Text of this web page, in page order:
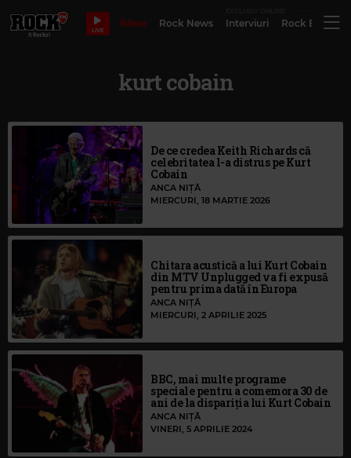
LIVE
Bilete Rock News Interviuri Rock
kurt cobain
De ce credea Keith Richards că
celebritatea l-a distrus pe Kurt
Cobain
ANCA NIȚĂ
MIERCURI, 18 MARTIE 2026
Chitara acustică a lui Kurt Cobain
din MTV Unplugged va fi expusă
pentru prima dată în Europa
ANCA NIȚĂ
MIERCURI, 2 APRILIE 2025
BBC, mai multe programe
speciale pentru a comemora 30 de
ani de la dispariția lui Kurt Cobain
ANCA NIȚĂ
VINERI, 5 APRILIE 2024